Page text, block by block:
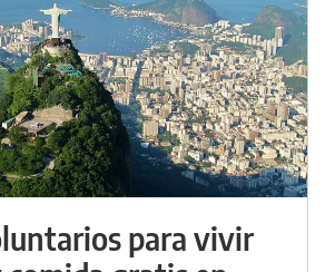
para vivir